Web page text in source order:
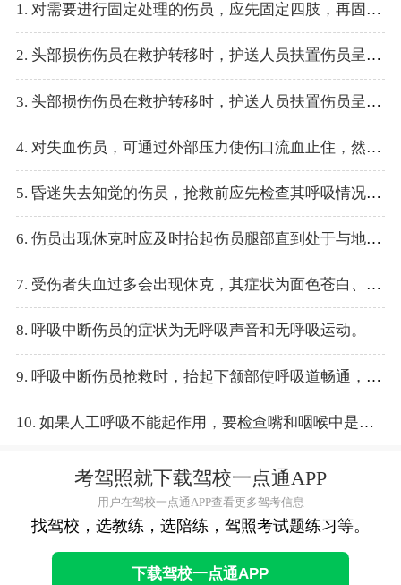
1. 对需要进行固定处理的伤员，应先固定四肢，再固定颈部。
2. 头部损伤伤员在救护转移时，护送人员扶置伤员呈半侧卧状，头部用衣物垫好，略加固定后再转移。
3. 头部损伤伤员在救护转移时，护送人员扶置伤员呈平躺状，头部用衣物垫好，略加固定后再转移。
4. 对失血伤员，可通过外部压力使伤口流血止住，然后系上绷带。
5. 昏迷失去知觉的伤员，抢救前应先检查其呼吸情况，并使其保持侧卧位。
6. 伤员出现休克时应及时抬起伤员腿部直到处于与地面垂直状态，使休克停止。
7. 受伤者失血过多会出现休克，其症状为面色苍白、四肢发凉、脉搏跳动变得越来越慢和虚弱。
8. 呼吸中断伤员的症状为无呼吸声音和无呼吸运动。
9. 呼吸中断伤员抢救时，抬起下颔部使呼吸道畅通，对恢复呼吸作用很大。
10. 如果人工呼吸不能起作用，要检查嘴和咽喉中是否有异物，并设法排除。
考驾照就下载驾校一点通APP
用户在驾校一点通APP查看更多驾考信息
找驾校，选教练，选陪练，驾照考试题练习等。
下载驾校一点通APP